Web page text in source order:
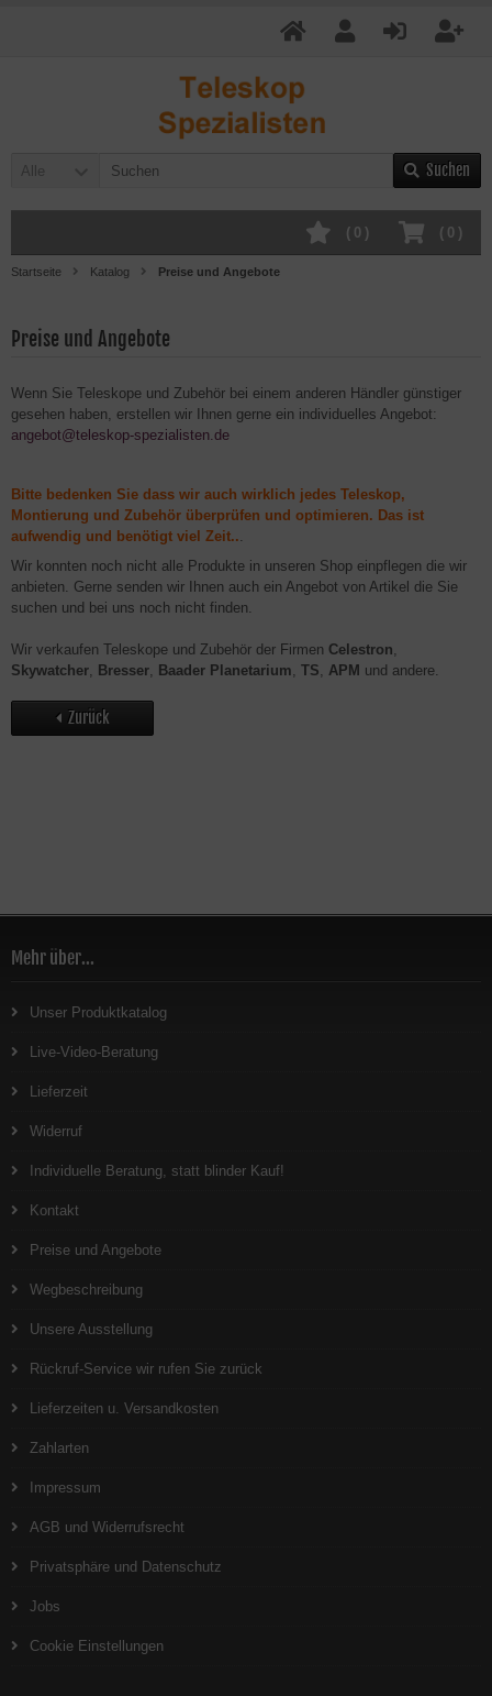
Alle Suchen
( 0 )
( 0 )
Startseite Katalog Preise und Angebote
Preise und Angebote
Wenn Sie Teleskope und Zubehör bei einem anderen Händler günstiger
gesehen haben, erstellen wir Ihnen gerne ein individuelles Angebot:
angebot@teleskop-spezialisten.de
Bitte bedenken Sie dass wir auch wirklich jedes Teleskop,
Montierung und Zubehör überprüfen und optimieren. Das ist
aufwendig und benötigt viel Zeit...
Wir konnten noch nicht alle Produkte in unseren Shop einpflegen die wir
anbieten. Gerne senden wir Ihnen auch ein Angebot von Artikel die Sie
suchen und bei uns noch nicht finden.
Wir verkaufen Teleskope und Zubehör der Firmen Celestron,
Skywatcher, Bresser, Baader Planetarium, TS, APM und andere.
Zurück
Mehr über...
Unser Produktkatalog
Live-Video-Beratung
Lieferzeit
Widerruf
Individuelle Beratung, statt blinder Kauf!
Kontakt
Preise und Angebote
Wegbeschreibung
Unsere Ausstellung
Rückruf-Service wir rufen Sie zurück
Lieferzeiten u. Versandkosten
Zahlarten
Impressum
AGB und Widerrufsrecht
Privatsphäre und Datenschutz
Jobs
Cookie Einstellungen